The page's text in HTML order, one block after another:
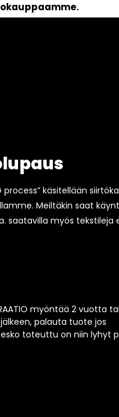
process” käsitellään
Meiltäkin saat
saatavilla myös tekstileja
myöntää 2 vuotta
palauta tuote jos
toteuttu on niin lyhyt